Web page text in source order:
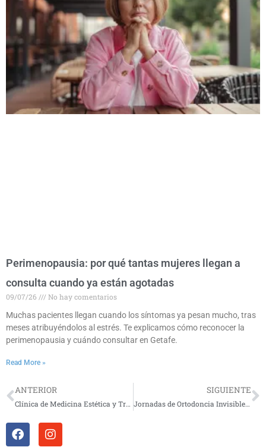
Perimenopausia: por qué tantas mujeres llegan a
consulta cuando ya están agotadas
09/07/26
No hay comentarios
Muchas pacientes llegan cuando los síntomas ya pesan mucho, tras
meses atribuyéndolos al estrés. Te explicamos cómo reconocer la
perimenopausia y cuándo consultar en Getafe.
Read More »
Prev
ANTERIOR
Clínica de Medicina Estética y Tratamientos Estéticos en Getafe Sector 3
SIGUIENTE
Jornadas de Ortodoncia Invisible con Invisalign en Centro Clínico 2000 Getafe
F
a
I
n